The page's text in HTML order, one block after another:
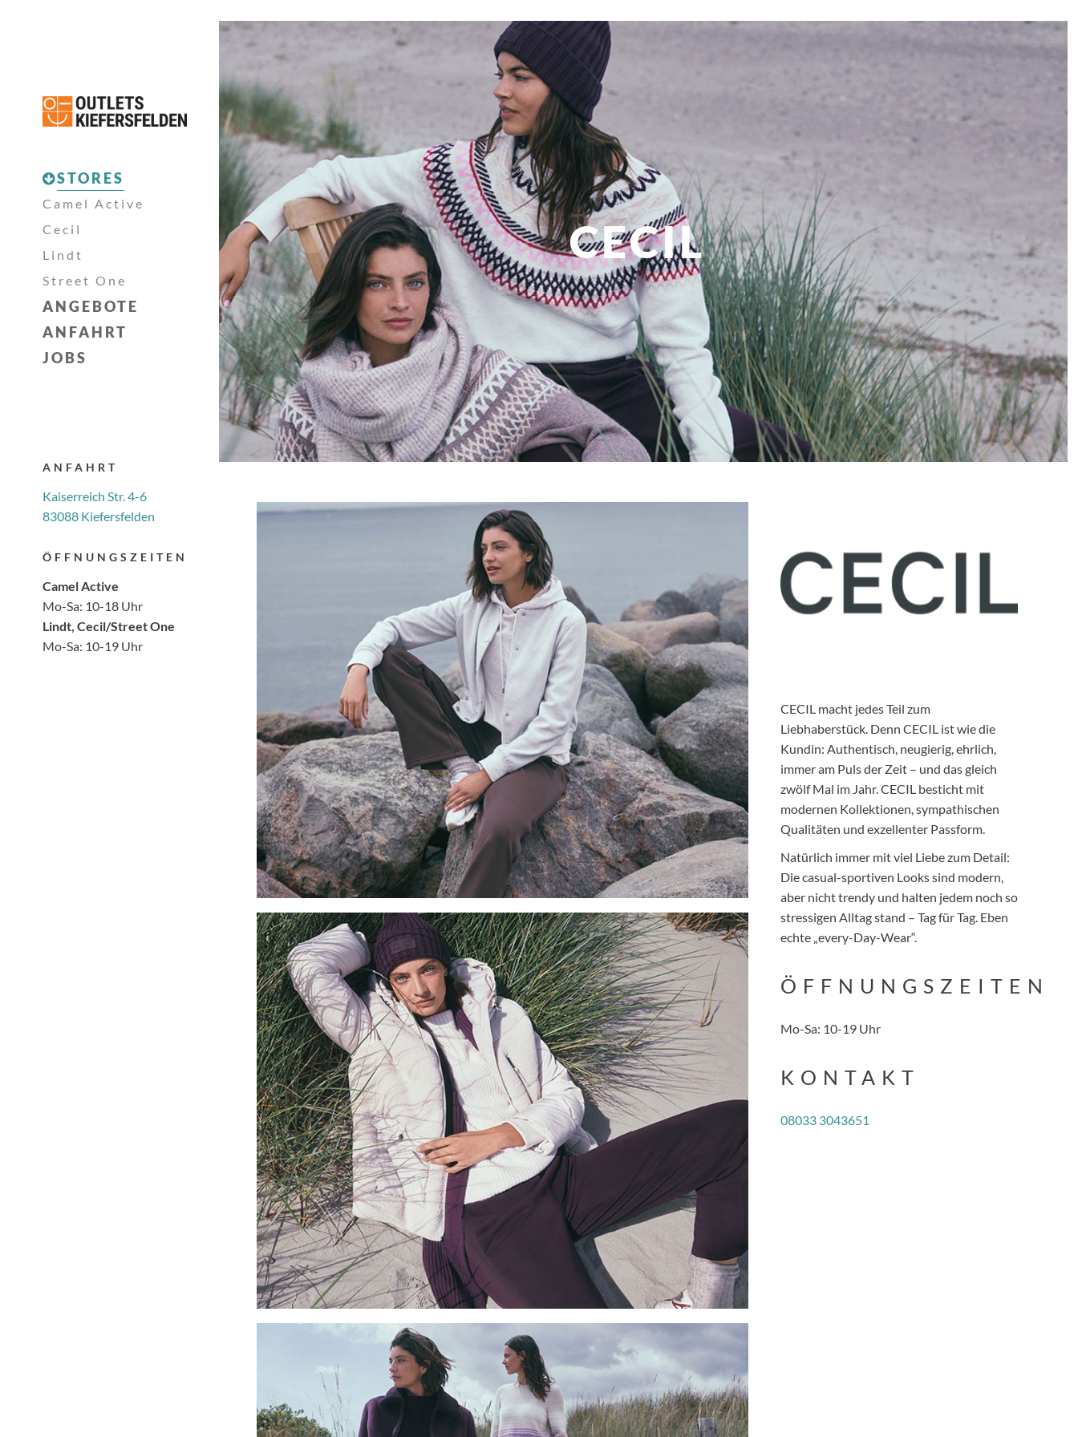
STORES
Camel Active
Cecil
Lindt
Street One
ANGEBOTE
ANFAHRT
JOBS
ANFAHRT
Kaiserreich Str.4-6
83088 Kiefersfelden
ÖFFNUNGSZEITEN
Camel Active
Mo-Sa: 10-18 Uhr
Lindt, Cecil/Street One
Mo-Sa: 10-19 Uhr
CECIL
CECIL macht jedes Teil zum
Liebhaberstück. Denn CECIL ist wie die
Kundin: Authentisch, neugierig, ehrlich,
immer am Puls der Zeit – und das gleich
zwölf Mal im Jahr. CECIL besticht mit
modernen Kollektionen, sympathischen
Qualitäten und exzellenter Passform.
Natürlich immer mit viel Liebe zum Detail:
Die casual-sportiven Looks sind modern,
aber nicht trendy und halten jedem noch so
stressigen Alltag stand – Tag für Tag. Eben
echte „every-Day-Wear“.
ÖFFNUNGSZEITEN
Mo-Sa: 10-19 Uhr
KONTAKT
08033 3043651